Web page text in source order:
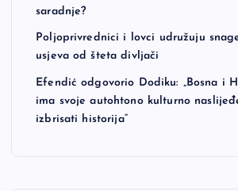
saradnje?
Poljoprivrednici i lovci udružuju
usjeva od šteta divljači
Efendić odgovorio Dodiku: „Bosna i
ima svoje autohtono kulturno
izbrisati historija“